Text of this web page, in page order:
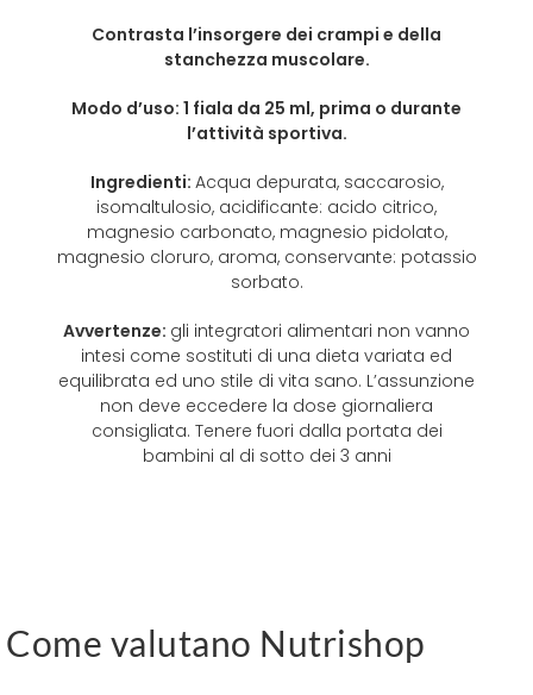
Contrasta l’insorgere dei crampi e della
stanchezza muscolare.
Modo d’uso: 1 fiala da 25 ml, prima o durante
l’attività sportiva.
Ingredienti: Acqua depurata, saccarosio,
isomaltulosio, acidificante: acido citrico,
magnesio carbonato, magnesio pidolato,
magnesio cloruro, aroma, conservante: potassio
sorbato.
Avvertenze: gli integratori alimentari non vanno
intesi come sostituti di una dieta variata ed
equilibrata ed uno stile di vita sano. L’assunzione
non deve eccedere la dose giornaliera
consigliata. Tenere fuori dalla portata dei
bambini al di sotto dei 3 anni
Come valutano Nutrishop